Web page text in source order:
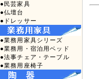
●民芸家具
●仏壇台
●ドレッサー
●業務用家具シリーズ
●業務用・宿泊用ベッド
●法事チェア・テーブル
●業務用座椅子